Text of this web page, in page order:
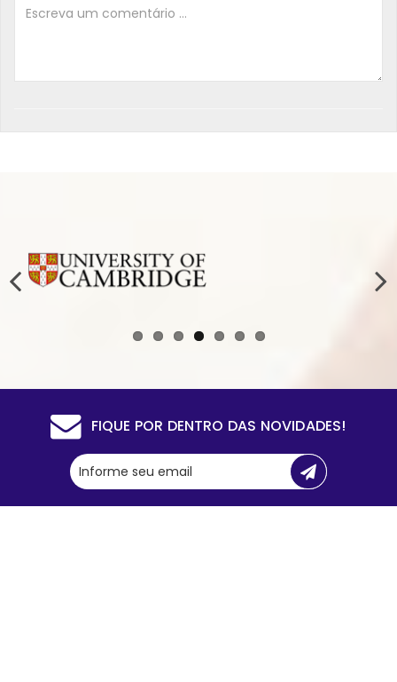
FIQUE POR DENTRO DAS NOVIDADES!